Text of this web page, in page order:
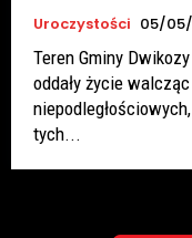
Uroczystości 05/
Teren Gminy
oddały życie
tych...